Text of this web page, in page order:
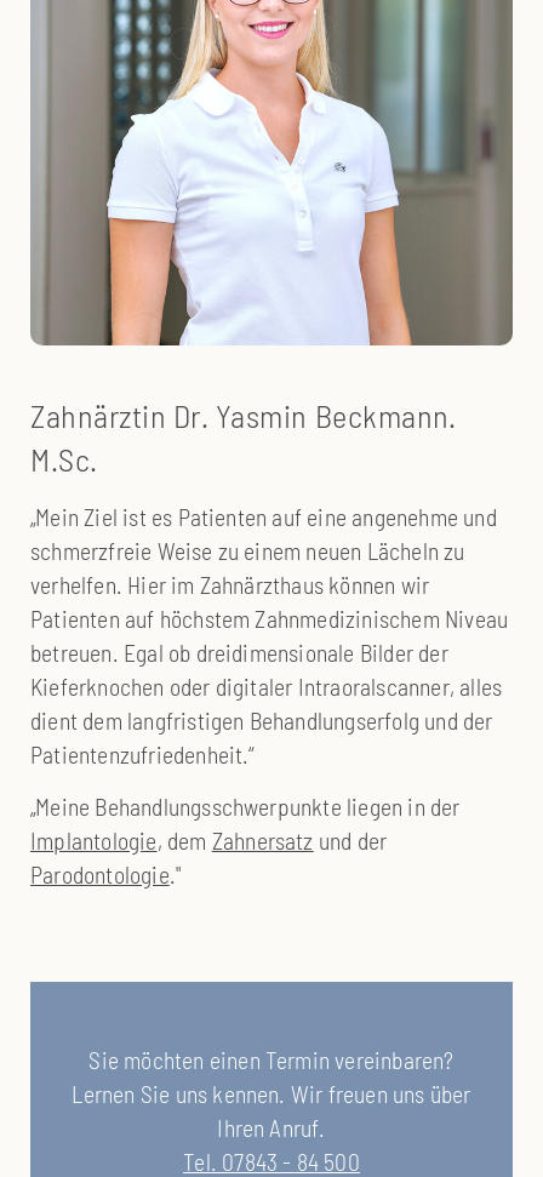
Zahnärztin Dr. Yasmin Beckmann.
M.Sc.
„Mein Ziel ist es Patienten auf eine angenehme und
schmerzfreie Weise zu einem neuen Lächeln zu
verhelfen. Hier im Zahnärzthaus können wir
Patienten auf höchstem Zahnmedizinischem Niveau
betreuen. Egal ob drei­dimensio­nale Bilder der
Kiefer­knochen oder digitaler Intraoral­scanner, alles
dient dem langfristigen Behand­lungs­erfolg und der
Patienten­zufrieden­heit.“
„Meine Behandlungsschwerpunkte liegen in der
Implantologie, dem Zahnersatz und der
Parodontologie ."
Sie möchten einen Termin vereinbaren?
Lernen Sie uns kennen. Wir freuen uns über
Ihren Anruf.
Tel. 07843 - 84 500